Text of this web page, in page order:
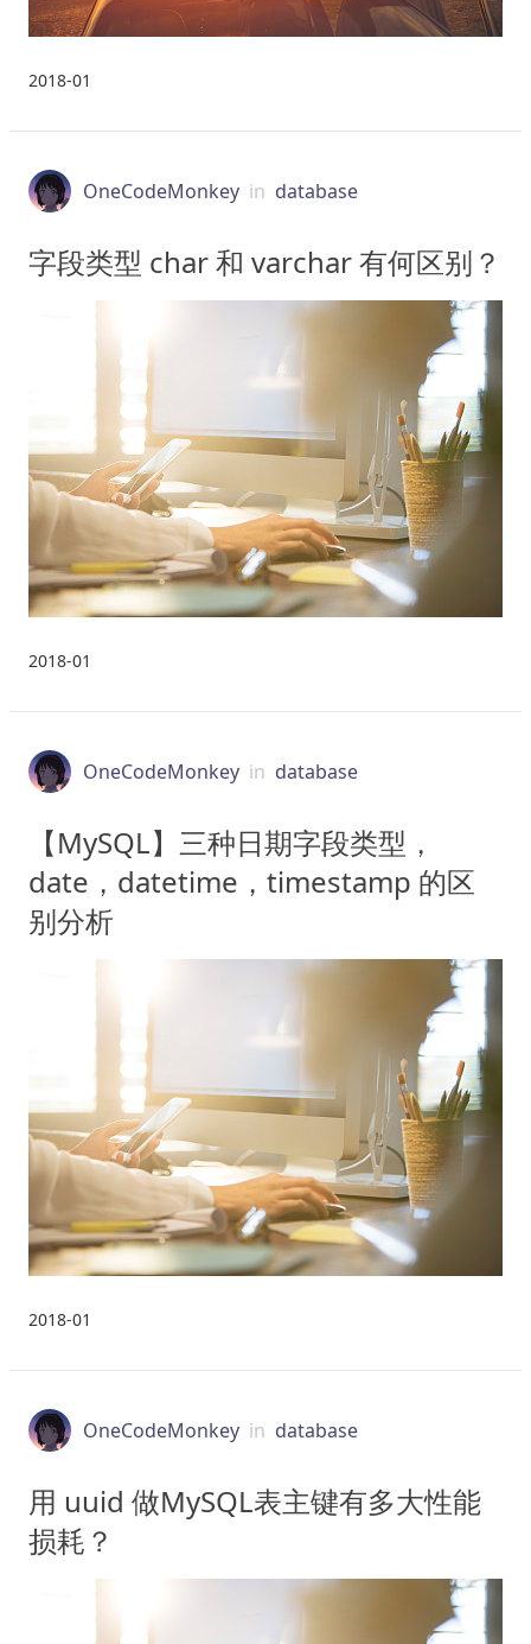
2018-01
OneCodeMonkey in database
字段类型 char 和 varchar 有何区别？
2018-01
OneCodeMonkey in database
【MySQL】三种日期字段类型，
date，datetime，timestamp 的区
别分析
2018-01
OneCodeMonkey in database
用 uuid 做MySQL表主键有多大性能
损耗？